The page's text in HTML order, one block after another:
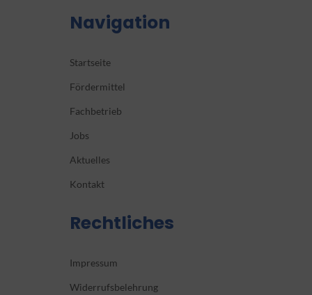
Navigation
Startseite
Fördermittel
Fachbetrieb
Jobs
Aktuelles
Kontakt
Rechtliches
Impressum
Widerrufsbelehrung